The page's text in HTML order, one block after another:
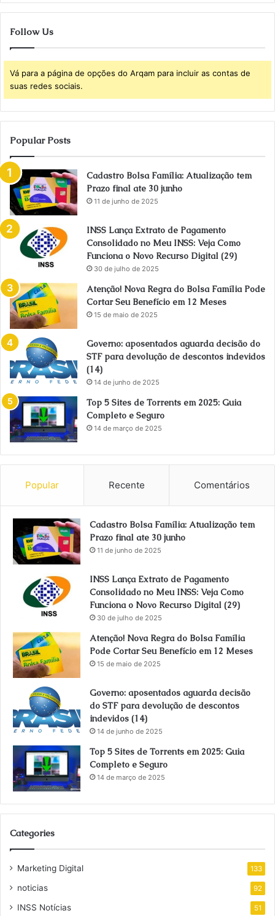
Follow Us
Vá para a página de opções do Arqam para incluir as contas de
suas redes sociais.
Popular Posts
Cadastro Bolsa Família: Atualização tem
Prazo final ate 30 junho
11 de junho de 2025
INSS Lança Extrato de Pagamento
Consolidado no Meu INSS: Veja Como
Funciona o Novo Recurso Digital (29)
30 de julho de 2025
Atenção! Nova Regra do Bolsa Família Pode
Cortar Seu Benefício em 12 Meses
15 de maio de 2025
Governo: aposentados aguarda decisão do
STF para devolução de descontos indevidos
(14)
14 de junho de 2025
Top 5 Sites de Torrents em 2025: Guia
Completo e Seguro
14 de março de 2025
Popular Recente Comentários
Cadastro Bolsa Família: Atualização tem
Prazo final ate 30 junho
11 de junho de 2025
INSS Lança Extrato de Pagamento
Consolidado no Meu INSS: Veja Como
Funciona o Novo Recurso Digital (29)
30 de julho de 2025
Atenção! Nova Regra do Bolsa Família
Pode Cortar Seu Benefício em 12 Meses
15 de maio de 2025
Governo: aposentados aguarda decisão
do STF para devolução de descontos
indevidos (14)
14 de junho de 2025
Top 5 Sites de Torrents em 2025: Guia
Completo e Seguro
14 de março de 2025
Categories
Marketing Digital 133
noticias 92
INSS Notícias 51